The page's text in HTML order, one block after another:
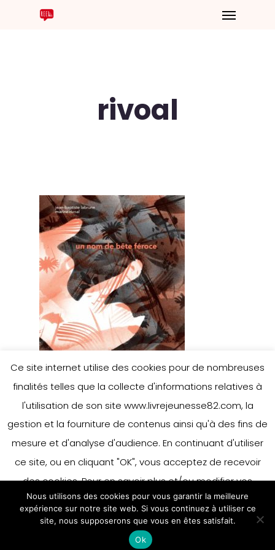
rivoal
Ce site internet utilise des cookies pour de nombreuses
finalités telles que la collecte d'informations relatives à
l'utilisation de son site www.livrejeunesse82.com, la
gestion et la fourniture de contenus ainsi qu'à des fins de
mesure et d'analyse d'audience. En continuant d'utiliser
ce site, ou en cliquant "OK", vous acceptez de recevoir
des cookies. Pour en savoir plus et/ou modifier vos
préférences en matière de cookies, merci de vous référer
à notre politique sur les cookies.
Accepter
En savoir plus
Nous utilisons des cookies pour vous garantir la meilleure
expérience sur notre site web. Si vous continuez à utiliser ce
site, nous supposerons que vous en êtes satisfait.
Ok